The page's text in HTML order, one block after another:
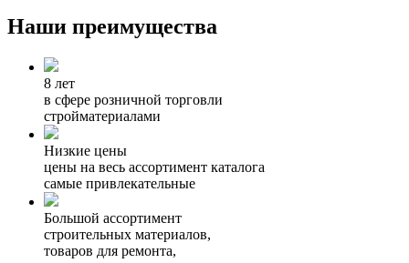
Наши преимущества
8 лет
в сфере розничной торговли
стройматериалами
Низкие цены
цены на весь ассортимент каталога
самые привлекательные
Большой ассортимент
строительных материалов,
товаров для ремонта,